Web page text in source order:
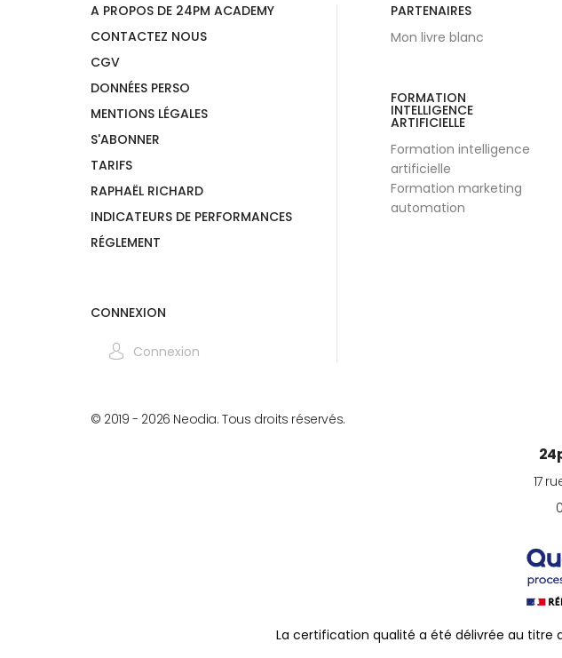
A PROPOS DE 24PM ACADEMY
CONTACTEZ NOUS
CGV
DONNÉES PERSO
MENTIONS LÉGALES
S'ABONNER
TARIFS
RAPHAËL RICHARD
INDICATEURS DE PERFORMANCES
RÉGLEMENT
CONNEXION
Connexion
PARTENAIRES
Mon livre blanc
FORMATION
INTELLIGENCE
ARTIFICIELLE
Formation intelligence
artificielle
Formation marketing
automation
© 2019 - 2026 Neodia. Tous droits réservés.
17
La certification qualité a été délivrée au titre